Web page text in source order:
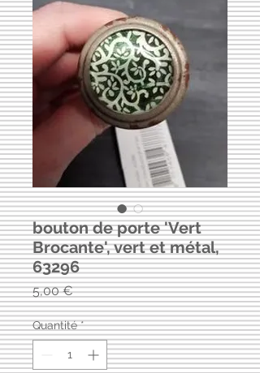
bouton de porte 'Vert
Brocante', vert et métal,
63296
5,00 €Prix
Quantité *